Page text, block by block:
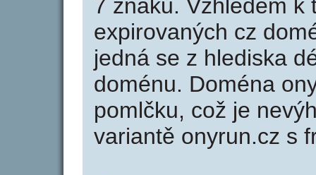
7 znaků. Vzhledem k
expirovaných cz
jedná se z hlediska
doménu. Doména
pomlčku, což je
variantě onyrun.cz s